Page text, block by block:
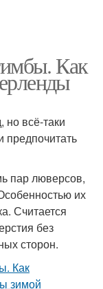
Как
но всё-таки
предпочитать
пар люверсов,
их
Считается
без
сторон.